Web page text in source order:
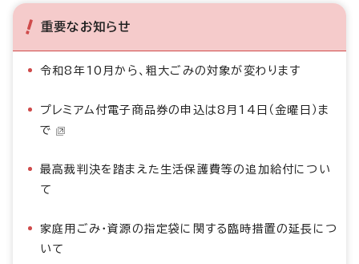
重要なお知らせ
令和8年10月から、粗大ごみの対象が変わります
プレミアム付電子商品券の申込は8月14日（金曜日）ま
で
最高裁判決を踏まえた生活保護費等の追加給付につい
て
家庭用ごみ・資源の指定袋に関する臨時措置の延長につ
いて